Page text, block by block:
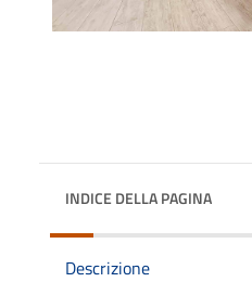
INDICE DELLA PAGINA
Descrizione